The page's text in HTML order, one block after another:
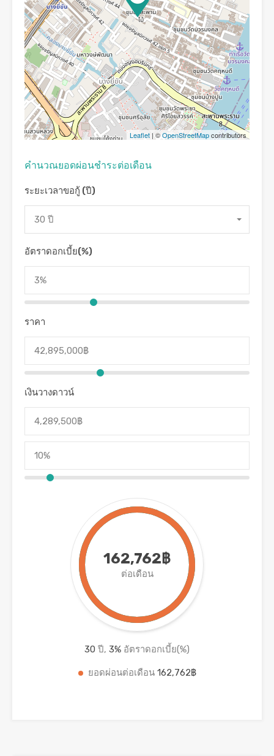
Leaflet | ©OpenStreetMapcontributors
คํานวณยอดผ่อนชําระต่อเดือน
ระยะเวลาขอกู้ (ปี)
30 ปี
อัตราดอกเบี้ย(%)
ราคา
เงินวางดาวน์
162,762฿
ต่อเดือน
30 ปี, 3% อัตราดอกเบี้ย(%)
ยอดผ่อนต่อเดือน 162,762฿